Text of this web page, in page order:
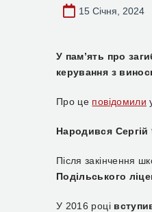
15 Січня, 2024
У пам’ять про
керування з
Про це повідомили
Народився Сергій
Після закінчення
Подільського
У 2016 році